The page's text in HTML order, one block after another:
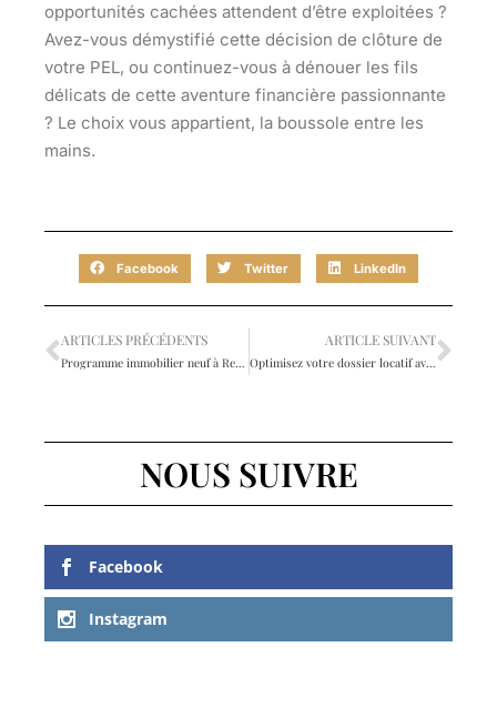
opportunités cachées attendent d’être exploitées ?
Avez-vous démystifié cette décision de clôture de
votre PEL, ou continuez-vous à dénouer les fils
délicats de cette aventure financière passionnante
? Le choix vous appartient, la boussole entre les
mains.
Facebook Twitter LinkedIn
ARTICLES PRÉCÉDENTS
Programme immobilier neuf à Rennes : trouvez votre futur logement
ARTICLE SUIVANT
Optimisez votre dossier locatif avec la garantie bancaire pour la location
NOUS SUIVRE
Facebook
Instagram